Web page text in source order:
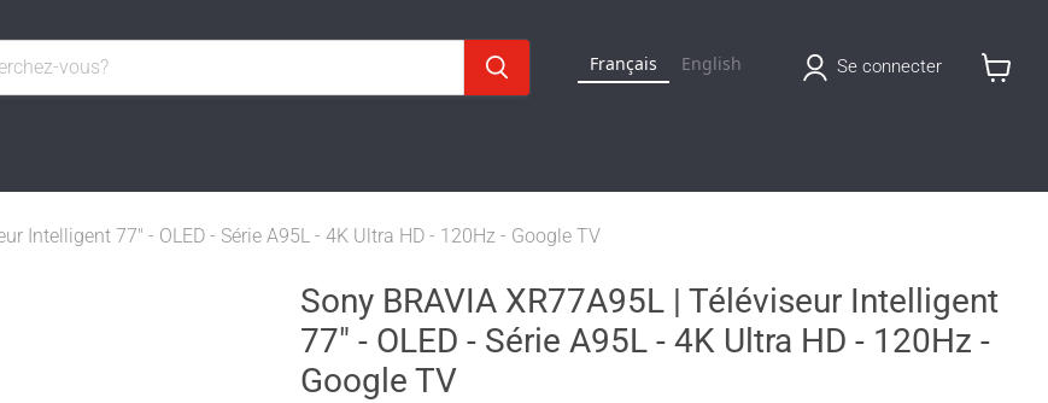
Français English Se connecter
Intelligent 77" - OLED - Série A95L - 4K Ultra HD - 120Hz - Google TV
Sony BRAVIA XR77A95L | Téléviseur Intelligent
77" - OLED - Série A95L - 4K Ultra HD - 120Hz -
Google TV